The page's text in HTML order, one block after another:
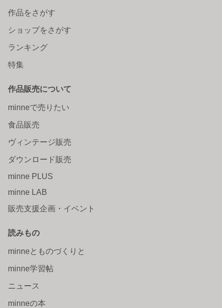
作品をさがす
ショップをさがす
ランキング
特集
作品販売について
minneで売りたい
食品販売
ヴィンテージ販売
ダウンロード販売
minne PLUS
minne LAB
販売支援企画・イベント
読みもの
minneとものづくりと
minne学習帖
ニュース
minneの本